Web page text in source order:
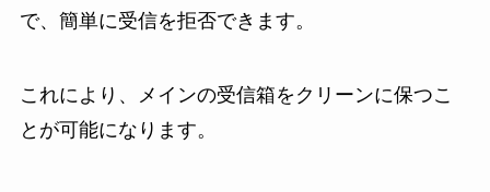
で、簡単に受信を拒否できます。
これにより、メインの受信箱をクリーンに保つこ
とが可能になります。